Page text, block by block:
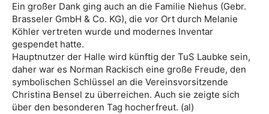
Ein großer Dank ging auch an die Familie Niehus (Gebr.
Brasseler GmbH & Co. KG), die vor Ort durch Melanie
Köhler vertreten wurde und modernes Inventar
gespendet hatte.
Hauptnutzer der Halle wird künftig der TuS Laubke sein,
daher war es Norman Rackisch eine große Freude, den
symbolischen Schlüssel an die Vereinsvorsitzende
Christina Bensel zu überreichen. Auch sie zeigte sich
über den besonderen Tag hocherfreut. (al)